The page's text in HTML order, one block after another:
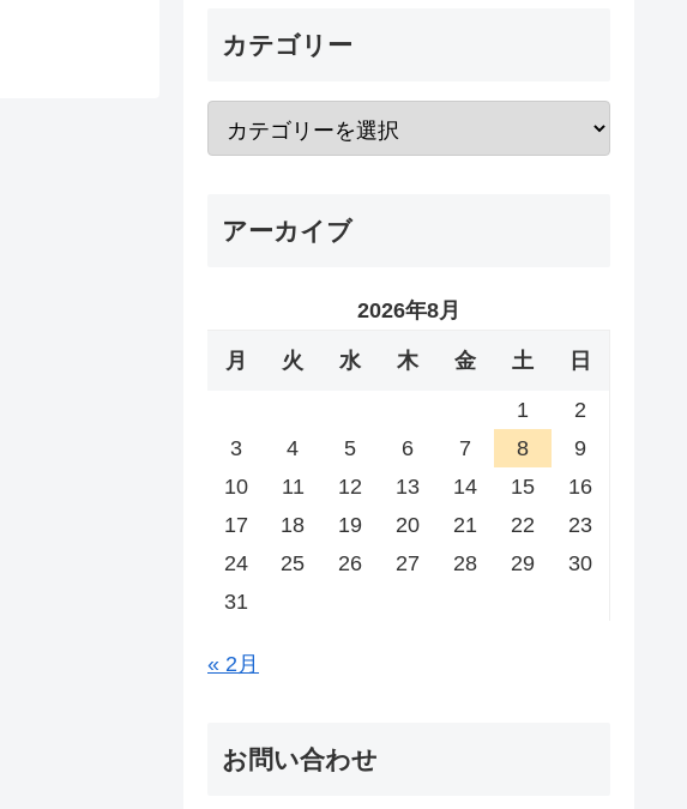
カテゴリー
アーカイブ
2026年8月
月 火 水 木 金 土 日
1
2
3
4 5 6 7 8
9
10
11 12 13 14 15
16
17
18 19 20 21 22
23
24
25 26 27 28 29
30
31
« 2月
お問い合わせ